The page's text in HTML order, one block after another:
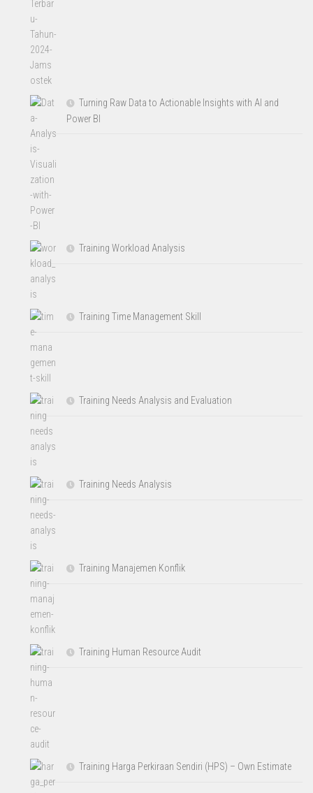
Turning Raw Data to Actionable Insights with AI and
Power BI
Training Workload Analysis
Training Time Management Skill
Training Needs Analysis and Evaluation
Training Needs Analysis
Training Manajemen Konflik
Training Human Resource Audit
Training Harga Perkiraan Sendiri (HPS) – Own Estimate